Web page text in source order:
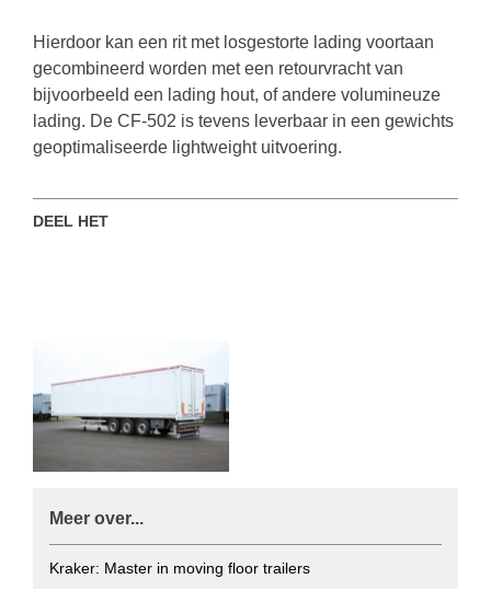
Hierdoor kan een rit met losgestorte lading voortaan
gecombineerd worden met een retourvracht van
bijvoorbeeld een lading hout, of andere volumineuze
lading. De CF-502 is tevens leverbaar in een gewichts
geoptimaliseerde lightweight uitvoering.
DEEL HET
Meer over...
Kraker: Master in moving floor trailers